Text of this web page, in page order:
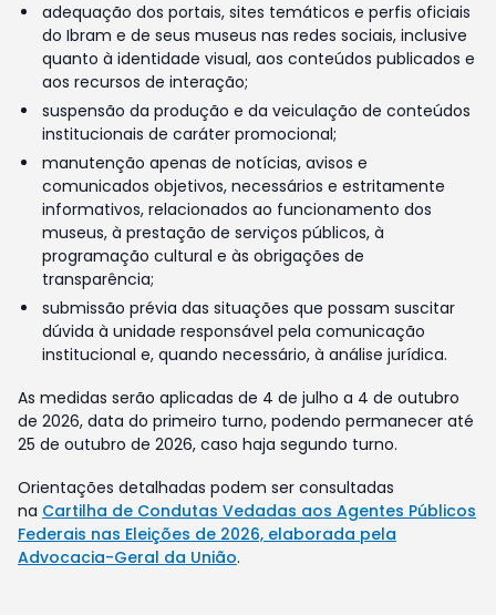
adequação dos portais, sites temáticos e perfis oficiais
do Ibram e de seus museus nas redes sociais, inclusive
quanto à identidade visual, aos conteúdos publicados e
aos recursos de interação;
suspensão da produção e da veiculação de conteúdos
institucionais de caráter promocional;
manutenção apenas de notícias, avisos e
comunicados objetivos, necessários e estritamente
informativos, relacionados ao funcionamento dos
museus, à prestação de serviços públicos, à
programação cultural e às obrigações de
transparência;
submissão prévia das situações que possam suscitar
dúvida à unidade responsável pela comunicação
institucional e, quando necessário, à análise jurídica.
As medidas serão aplicadas de 4 de julho a 4 de outubro
de 2026, data do primeiro turno, podendo permanecer até
25 de outubro de 2026, caso haja segundo turno.
Orientações detalhadas podem ser consultadas
na Cartilha de Condutas Vedadas aos Agentes Públicos
Federais nas Eleições de 2026, elaborada pela
Advocacia-Geral da União.